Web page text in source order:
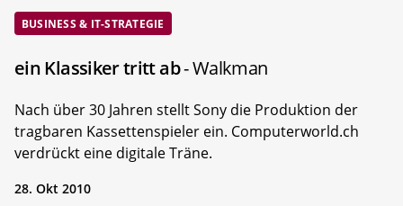
BUSINESS & IT-STRATEGIE
ein Klassiker tritt ab- Walkman
Nach über 30 Jahren stellt Sony die Produktion der
tragbaren Kassettenspieler ein. Computerworld.ch
verdrückt eine digitale Träne.
28. Okt 2010